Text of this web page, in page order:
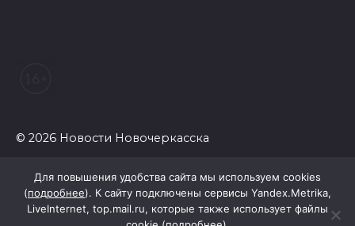
© 2026 Новости Новочеркасска
Для повышения удобства сайта мы используем cookies
(подробнее). К сайту подключены сервисы Yandex.Metrika,
LiveInternet, top.mail.ru, которые также использует файлы